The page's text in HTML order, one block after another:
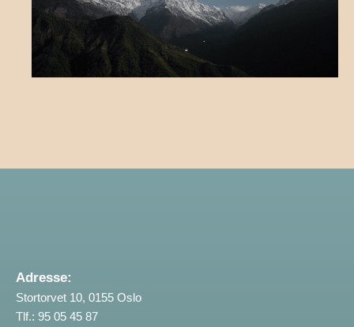
Adresse:
Stortorvet 10, 0155 Oslo
Tlf.: 95 05 45 87